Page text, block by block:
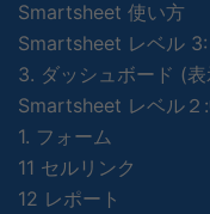
Smartsheet 使い方
Smartsheet レベル
3. ダッシュボード (表
Smartsheet レベル２
1. フォーム
11 セルリンク
12 レポート